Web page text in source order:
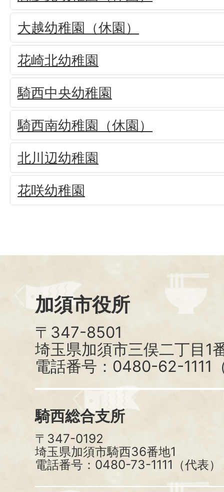
大越幼稚園（休園）
花崎北幼稚園
騎西中央幼稚園
騎西南幼稚園（休園）
北川辺幼稚園
花咲幼稚園
加須市役所
〒347-8501
埼玉県加須市三俣二丁目1
電話番号：0480-62-1111
騎西総合支所
〒347-0192
埼玉県加須市騎西36番地1
電話番号：0480-73-1111（代表）